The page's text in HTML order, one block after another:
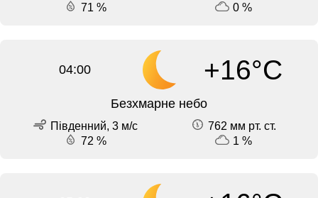
71 %
0 %
04:00 +16°C
Безхмарне небо
Південний, 3 м/с
762 мм рт. ст.
72 %
1 %